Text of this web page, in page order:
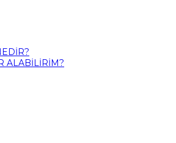
ALABİLİRİM?